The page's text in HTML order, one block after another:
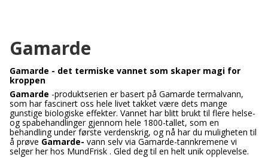
Gamarde
Gamarde - det termiske vannet som skaper magi for
kroppen
Gamarde -produktserien er basert på Gamarde termalvann,
som har fascinert oss hele livet takket være dets mange
gunstige biologiske effekter. Vannet har blitt brukt til flere helse-
og spabehandlinger gjennom hele 1800-tallet, som en
behandling under første verdenskrig, og nå har du muligheten til
å prøve Gamarde- vann selv via Gamarde-tannkremene vi
selger her hos MundFrisk . Gled deg til en helt unik opplevelse.